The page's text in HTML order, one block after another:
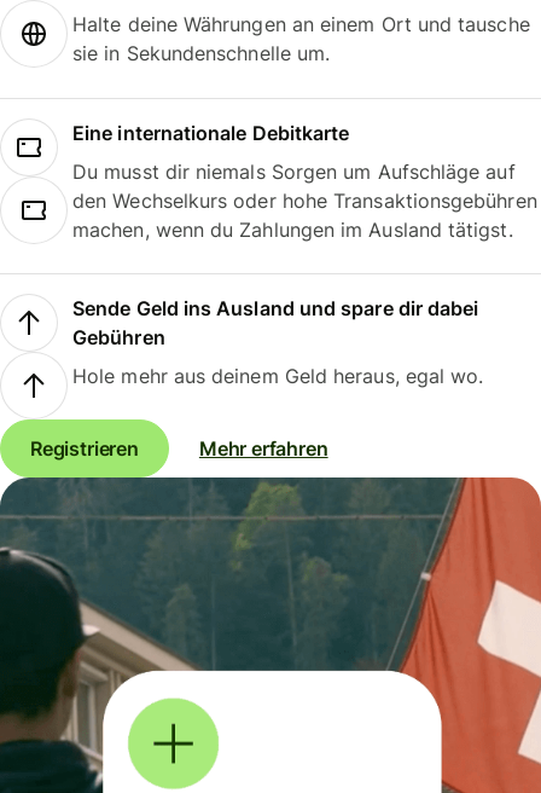
Halte deine Währungen an einem Ort und tausche
sie in Sekundenschnelle um.
Eine internationale Debitkarte
Du musst dir niemals Sorgen um Aufschläge auf
den Wechselkurs oder hohe Transaktionsgebühren
machen, wenn du Zahlungen im Ausland tätigst.
Sende Geld ins Ausland und spare dir dabei
Gebühren
Hole mehr aus deinem Geld heraus, egal wo.
Registrieren Mehr erfahren